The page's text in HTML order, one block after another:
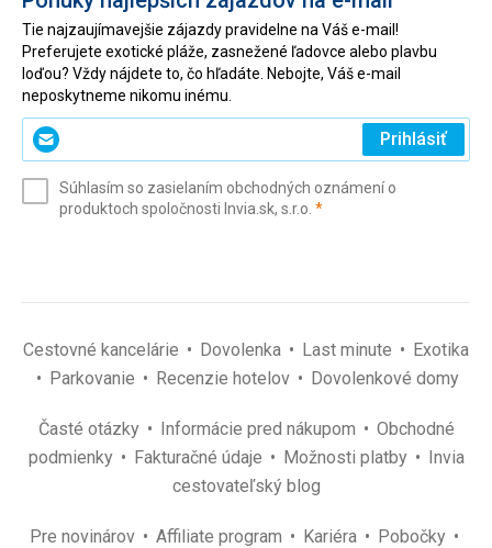
Tie najzaujímavejšie zájazdy pravidelne na Váš e-mail!
Preferujete exotické pláže, zasnežené ľadovce alebo plavbu
loďou? Vždy nájdete to, čo hľadáte. Nebojte, Váš e-mail
neposkytneme nikomu inému.
Zadajte
svoj
(povinné)
Prihlásiť
Súhlasím so zasielaním obchodných oznámení o
produktoch spoločnosti Invia.sk, s.r.o. *(povinné)
Cestovné kancelárie Dovolenka Last minute
Exotika
Parkovanie
Recenzie hotelov Dovolenkové domy
Časté otázky Informácie pred nákupom
Obchodné
podmienky
Fakturačné údaje Možnosti platby
Invia
cestovateľský blog
Pre novinárov Affiliate program Kariéra
Pobočky